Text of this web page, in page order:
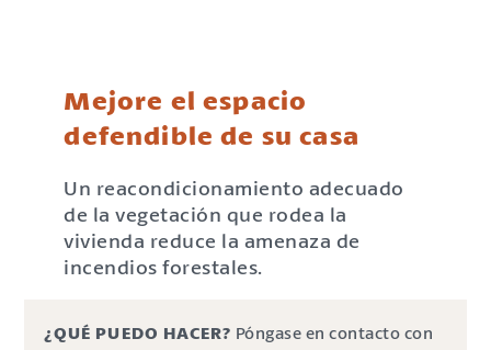
Mejore el espacio
defendible de su casa
Un reacondicionamiento adecuado
de la vegetación que rodea la
vivienda reduce la amenaza de
incendios forestales.
¿QUÉ PUEDO HACER? Póngase en contacto con